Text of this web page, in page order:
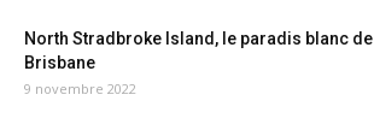
North Stradbroke Island, le paradis blanc de
Brisbane
9 novembre 2022